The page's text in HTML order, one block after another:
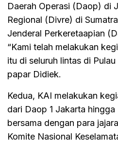
Daerah Operasi (Daop) di
Regional (Divre) di
Jenderal Perkeretaapian
“Kami telah melakukan
itu di seluruh lintas di
papar Didiek.
Kedua, KAI melakukan
dari Daop 1 Jakarta
bersama dengan para
Komite Nasional